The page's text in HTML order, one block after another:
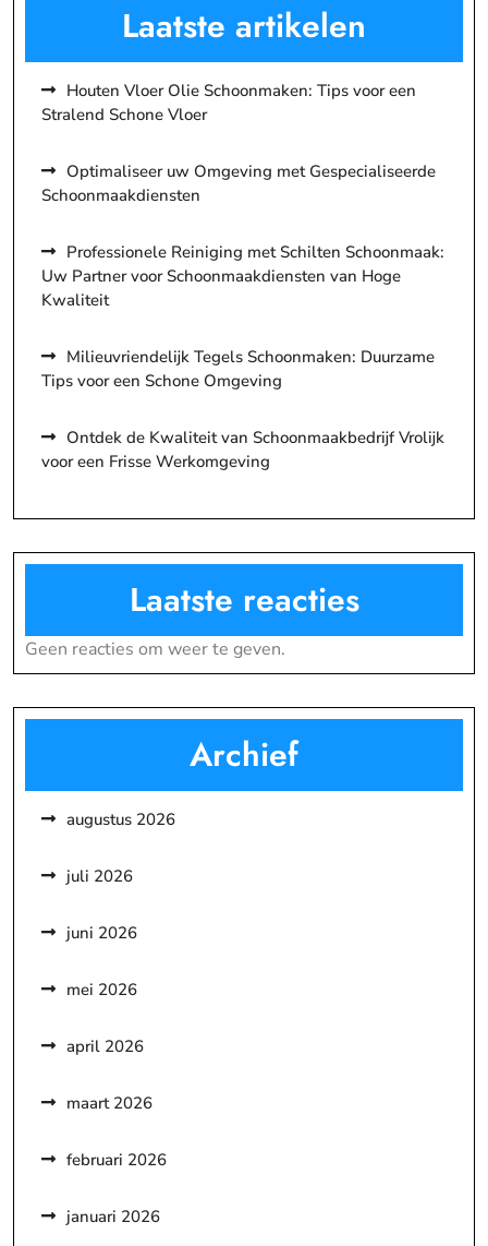
Laatste artikelen
Houten Vloer Olie Schoonmaken: Tips voor een
Stralend Schone Vloer
Optimaliseer uw Omgeving met Gespecialiseerde
Schoonmaakdiensten
Professionele Reiniging met Schilten Schoonmaak:
Uw Partner voor Schoonmaakdiensten van Hoge
Kwaliteit
Milieuvriendelijk Tegels Schoonmaken: Duurzame
Tips voor een Schone Omgeving
Ontdek de Kwaliteit van Schoonmaakbedrijf Vrolijk
voor een Frisse Werkomgeving
Laatste reacties
Geen reacties om weer te geven.
Archief
augustus 2026
juli 2026
juni 2026
mei 2026
april 2026
maart 2026
februari 2026
januari 2026